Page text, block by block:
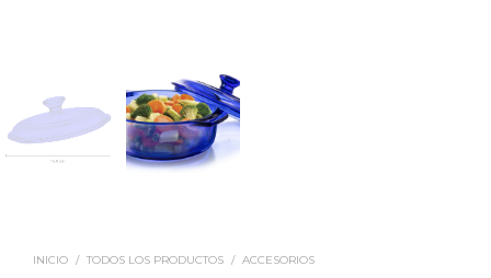
INICIO / TODOS LOS PRODUCTOS / ACCESORIOS